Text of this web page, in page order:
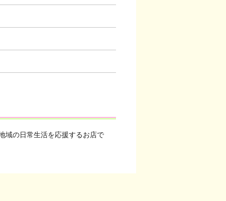
域の日常生活を応援するお店で